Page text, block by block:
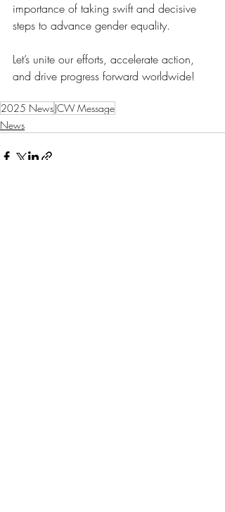
importance of taking swift and decisive
steps to advance gender equality.
Let’s unite our efforts, accelerate action,
and drive progress forward worldwide!
2025 NewsJCW Message
News